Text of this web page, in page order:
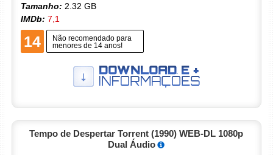
Tamanho: 2.32 GB
IMDb: 7,1
14
Não recomendado para
menores de 14 anos!
Tempo de Despertar Torrent (1990) WEB-DL 1080p
Dual Áudio